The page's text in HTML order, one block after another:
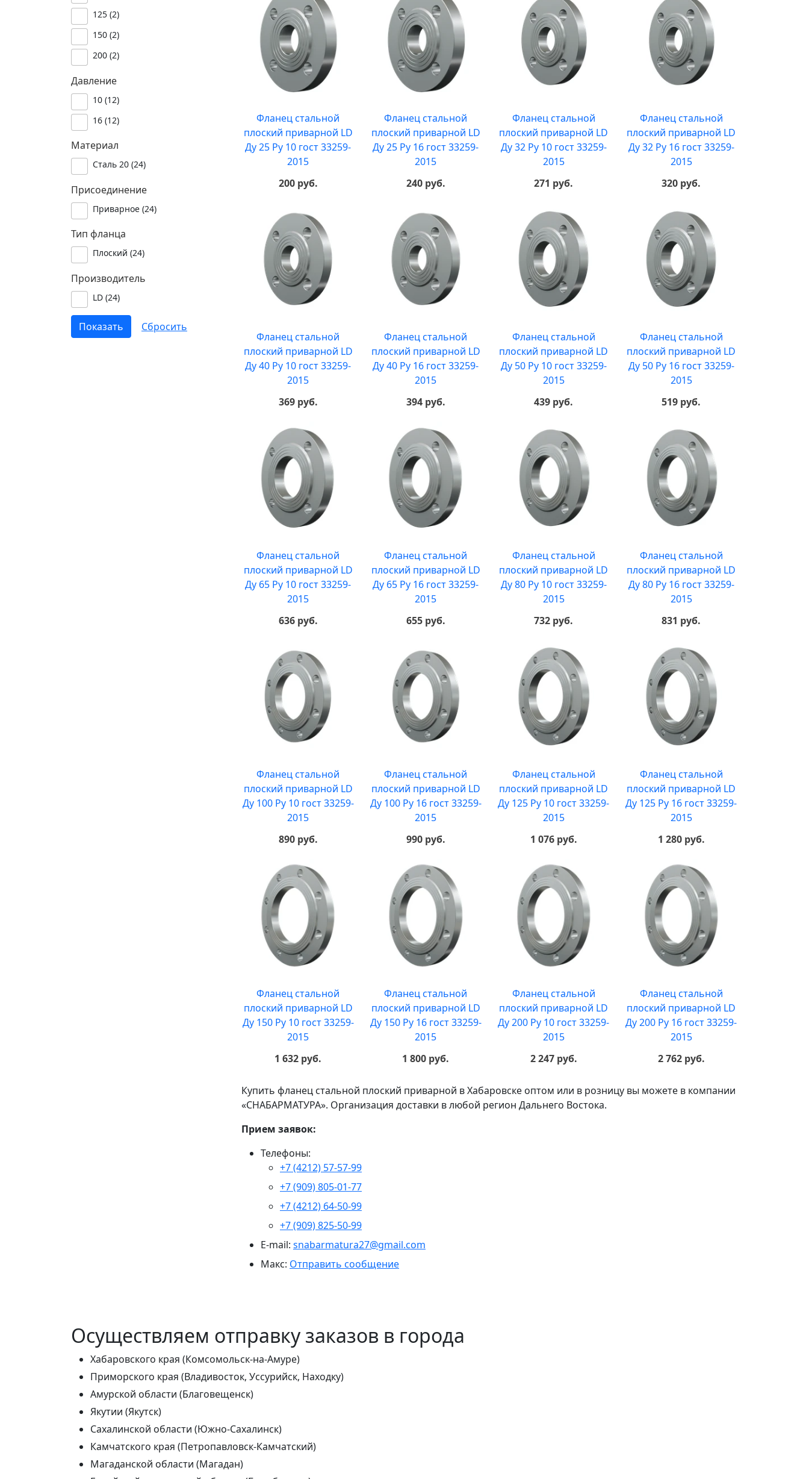
125 (2)
150 (2)
200 (2)
Давление
10 (12)
16 (12)
Материал
Сталь 20 (24)
Присоединение
Приварное (24)
Тип фланца
Плоский (24)
Производитель
LD (24)
Фланец стальной
плоский приварной LD
Ду 25 Ру 10 гост 33259-
2015
200 руб.
Фланец стальной
плоский приварной LD
Ду 25 Ру 16 гост 33259-
2015
240 руб.
Фланец стальной
плоский приварной LD
Ду 32 Ру 10 гост 33259-
2015
271 руб.
Фланец стальной
плоский приварной LD
Ду 32 Ру 16 гост 33259-
2015
320 руб.
Фланец стальной
плоский приварной LD
Ду 40 Ру 10 гост 33259-
2015
369 руб.
Фланец стальной
плоский приварной LD
Ду 40 Ру 16 гост 33259-
2015
394 руб.
Фланец стальной
плоский приварной LD
Ду 50 Ру 10 гост 33259-
2015
439 руб.
Фланец стальной
плоский приварной LD
Ду 50 Ру 16 гост 33259-
2015
519 руб.
Фланец стальной
плоский приварной LD
Ду 65 Ру 10 гост 33259-
2015
636 руб.
Фланец стальной
плоский приварной LD
Ду 65 Ру 16 гост 33259-
2015
655 руб.
Фланец стальной
плоский приварной LD
Ду 80 Ру 10 гост 33259-
2015
732 руб.
Фланец стальной
плоский приварной LD
Ду 80 Ру 16 гост 33259-
2015
831 руб.
Фланец стальной
плоский приварной LD
Ду 100 Ру 10 гост 33259-
2015
890 руб.
Фланец стальной
плоский приварной LD
Ду 100 Ру 16 гост 33259-
2015
990 руб.
Фланец стальной
плоский приварной LD
Ду 125 Ру 10 гост 33259-
2015
1 076 руб.
Фланец стальной
плоский приварной LD
Ду 125 Ру 16 гост 33259-
2015
1 280 руб.
Фланец стальной
плоский приварной LD
Ду 150 Ру 10 гост 33259-
2015
1 632 руб.
Фланец стальной
плоский приварной LD
Ду 150 Ру 16 гост 33259-
2015
1 800 руб.
Фланец стальной
плоский приварной LD
Ду 200 Ру 10 гост 33259-
2015
2 247 руб.
Фланец стальной
плоский приварной LD
Ду 200 Ру 16 гост 33259-
2015
2 762 руб.
Купить фланец стальной плоский приварной в Хабаровске оптом или в розницу вы можете в компании
«СНАБАРМАТУРА». Организация доставки в любой регион Дальнего Востока.
Прием заявок:
Телефоны:
+7 (4212) 57-57-99
+7 (909) 805-01-77
+7 (4212) 64-50-99
+7 (909) 825-50-99
E-mail: snabarmatura27@gmail.com
Макс: Отправить сообщение
Осуществляем отправку заказов в города
Хабаровского края (Комсомольск-на-Амуре)
Приморского края (Владивосток, Уссурийск, Находку)
Амурской области (Благовещенск)
Якутии (Якутск)
Сахалинской области (Южно-Сахалинск)
Камчатского края (Петропавловск-Камчатский)
Магаданской области (Магадан)